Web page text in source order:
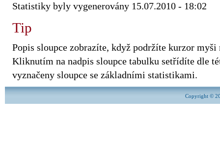
Statistiky byly vygenerovány 15.07.2010 - 18:02
Tip
Popis sloupce zobrazíte, když podržíte kurzor myši
Kliknutím na nadpis sloupce tabulku setřídíte dle
vyznačeny sloupce se základními statistikami.
Copyright ©